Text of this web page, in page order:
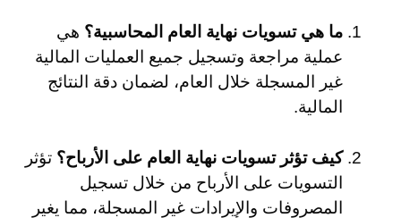
ما هي تسويات نهاية العام المحاسبية؟ هي
عملية مراجعة وتسجيل جميع العمليات المالية
غير المسجلة خلال العام، لضمان دقة النتائج
المالية.
كيف تؤثر تسويات نهاية العام على الأرباح؟ تؤثر
التسويات على الأرباح من خلال تسجيل
المصروفات والإيرادات غير المسجلة، مما يغير